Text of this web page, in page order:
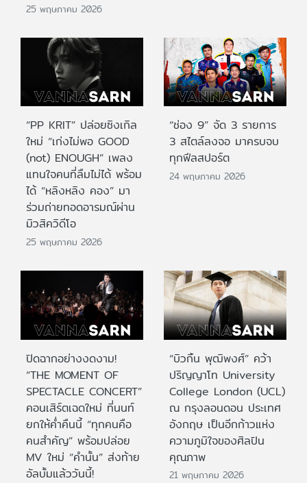
25 พฤษภาคม 2026
“PP KRIT” ปล่อยซิงเกิล
ใหม่ “เก่งไม่พอ GOOD
(not) ENOUGH” เพลง
แทนใจคนที่ลืมไม่ได้ พร้อม
ได้ “หลิงหลิง คอง” มา
ร่วมถ่ายทอดอารมณ์ผ่าน
มิวสิควิดีโอ
25 พฤษภาคม 2026
“ช่อง 9” จัด 3 รายการ
3 สไตล์ลงจอ มาครบจบ
ทุกฟีลสปอร์ต
24 พฤษภาคม 2026
ปิดฉากอย่างงดงาม!
“THE MOMENT OF
SPECTACLE CONCERT”
คอนเสิร์ตเฉดใหม่ ที่นนท์
ยกให้ค่ำคืนนี้ “ทุกคนคือ
คนสำคัญ” พร้อมปล่อย
MV ใหม่ “คำนั้น” ส่งท้าย
อัลบั้มแล้ววันนี้!
“บิวกิ้น พุฒิพงศ์” คว้า
ปริญญาโท University
College London (UCL)
ณ กรุงลอนดอน ประเทศ
อังกฤษ เป็นอีกก้าวแห่ง
ความภูมิใจของศิลปิน
คุณภาพ
21 พฤษภาคม 2026